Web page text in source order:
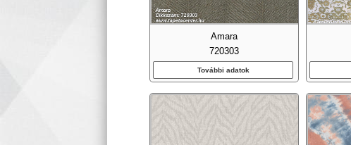
Amara
720303
További adatok